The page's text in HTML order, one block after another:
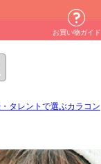
お買い物ガイド
タレントで選ぶカラコン